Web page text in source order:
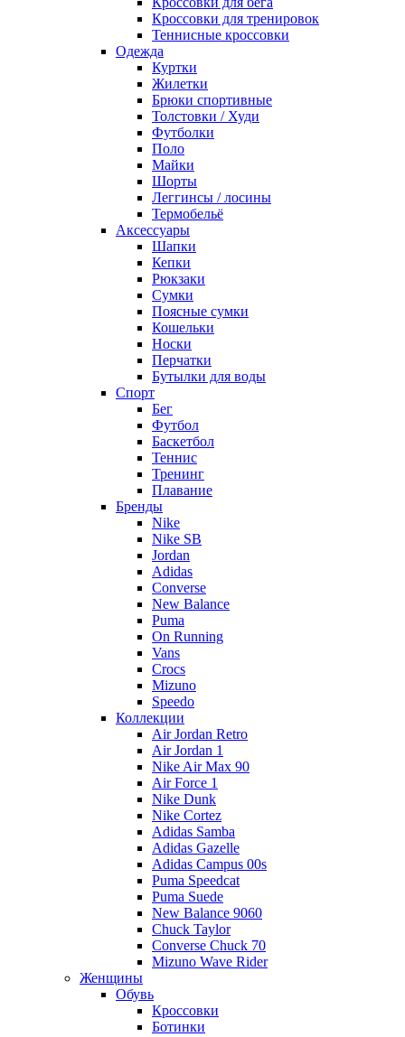
Кроссовки для тренировок
Теннисные кроссовки
Одежда
Куртки
Жилетки
Брюки спортивные
Толстовки / Худи
Футболки
Поло
Майки
Шорты
Леггинсы / лосины
Термобельё
Аксессуары
Шапки
Кепки
Рюкзаки
Сумки
Поясные сумки
Кошельки
Носки
Перчатки
Бутылки для воды
Спорт
Бег
Футбол
Баскетбол
Теннис
Тренинг
Плавание
Бренды
Nike
Nike SB
Jordan
Adidas
Converse
New Balance
Puma
On Running
Vans
Crocs
Mizuno
Speedo
Коллекции
Air Jordan Retro
Air Jordan 1
Nike Air Max 90
Air Force 1
Nike Dunk
Nike Cortez
Adidas Samba
Adidas Gazelle
Adidas Campus 00s
Puma Speedcat
Puma Suede
New Balance 9060
Chuck Taylor
Converse Chuck 70
Mizuno Wave Rider
Женщины
Обувь
Кроссовки
Ботинки